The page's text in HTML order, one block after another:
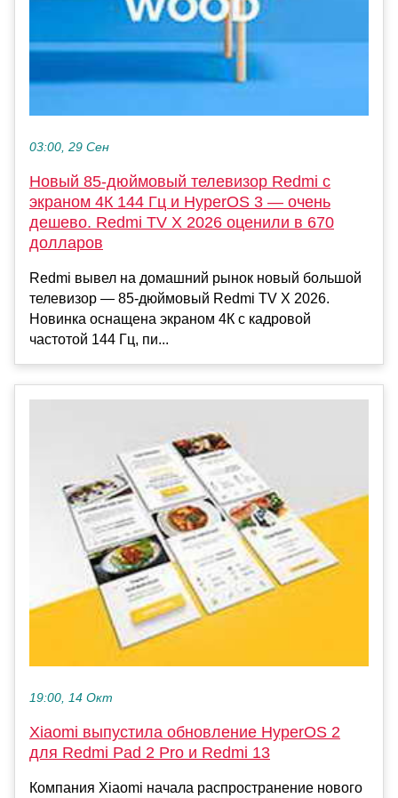
03:00, 29 Сен
Новый 85-дюймовый телевизор Redmi с
экраном 4К 144 Гц и HyperOS 3 — очень
дешево. Redmi TV X 2026 оценили в 670
долларов
Redmi вывел на домашний рынок новый большой
телевизор — 85-дюймовый Redmi TV X 2026.
Новинка оснащена экраном 4К с кадровой
частотой 144 Гц, пи...
19:00, 14 Окт
Xiaomi выпустила обновление HyperOS 2
для Redmi Pad 2 Pro и Redmi 13
Компания Xiaomi начала распространение нового